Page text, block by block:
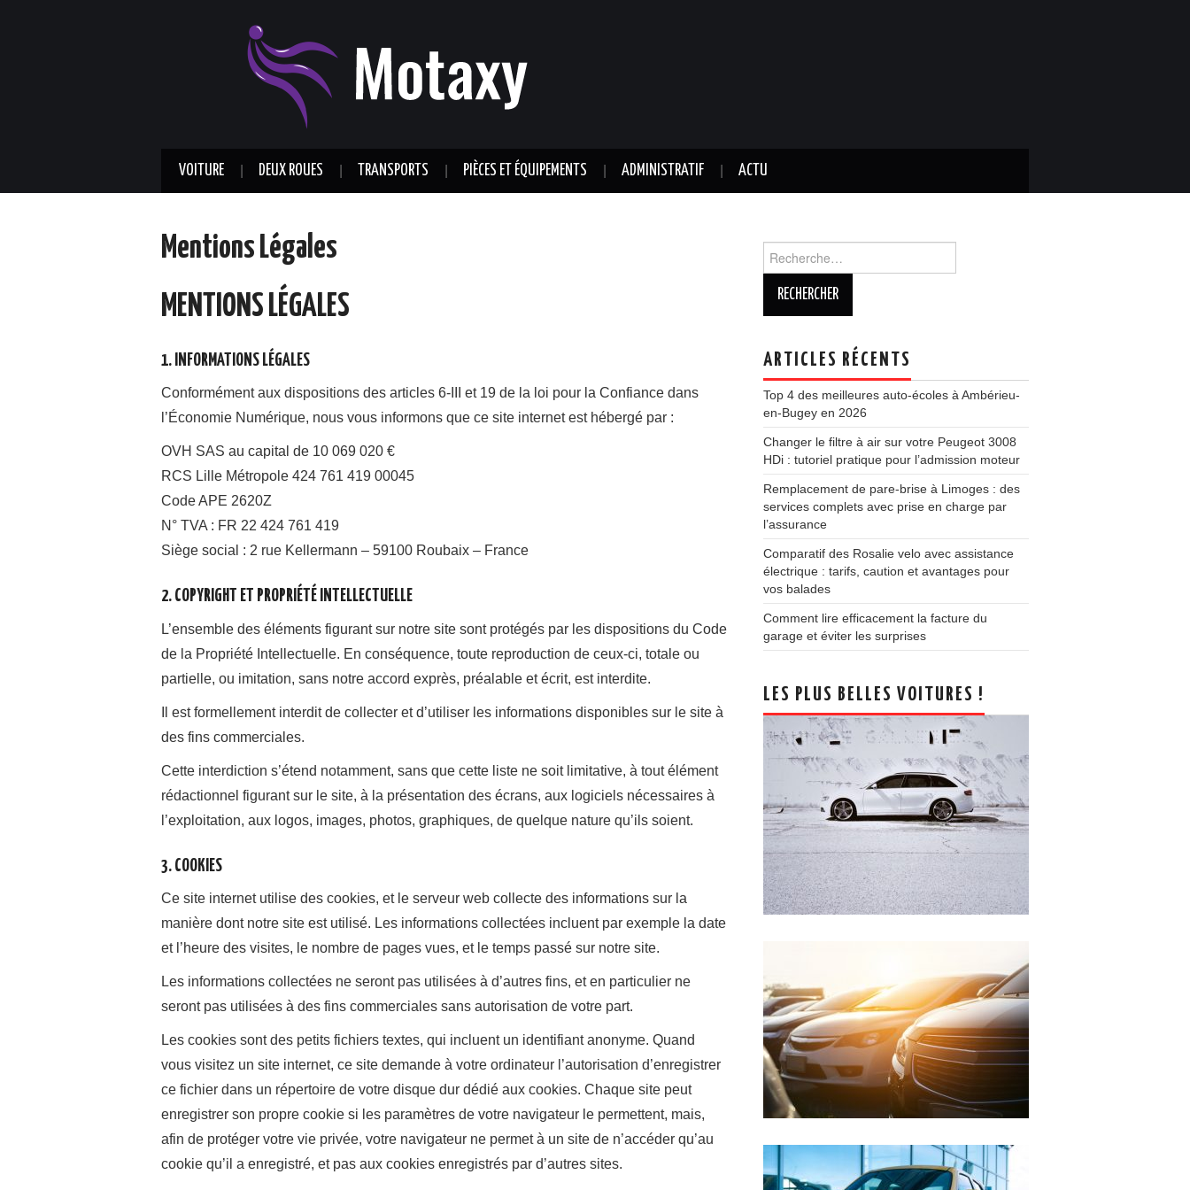
VOITURE DEUX ROUES TRANSPORTS PIÈCES ET ÉQUIPEMENTS ADMINISTRATIF ACTU
Mentions Légales
MENTIONS LÉGALES
1. INFORMATIONS LÉGALES
Conformément aux dispositions des articles 6-III et 19 de la loi pour la Confiance dans
l’Économie Numérique, nous vous informons que ce site internet est hébergé par :
OVH SAS au capital de 10 069 020 €
RCS Lille Métropole 424 761 419 00045
Code APE 2620Z
N° TVA : FR 22 424 761 419
Siège social : 2 rue Kellermann – 59100 Roubaix – France
2. COPYRIGHT ET PROPRIÉTÉ INTELLECTUELLE
L’ensemble des éléments figurant sur notre site sont protégés par les dispositions du Code
de la Propriété Intellectuelle. En conséquence, toute reproduction de ceux-ci, totale ou
partielle, ou imitation, sans notre accord exprès, préalable et écrit, est interdite.
Il est formellement interdit de collecter et d’utiliser les informations disponibles sur le site à
des fins commerciales.
Cette interdiction s’étend notamment, sans que cette liste ne soit limitative, à tout élément
rédactionnel figurant sur le site, à la présentation des écrans, aux logiciels nécessaires à
l’exploitation, aux logos, images, photos, graphiques, de quelque nature qu’ils soient.
3. COOKIES
Ce site internet utilise des cookies, et le serveur web collecte des informations sur la
manière dont notre site est utilisé. Les informations collectées incluent par exemple la date
et l’heure des visites, le nombre de pages vues, et le temps passé sur notre site.
Les informations collectées ne seront pas utilisées à d’autres fins, et en particulier ne
seront pas utilisées à des fins commerciales sans autorisation de votre part.
Les cookies sont des petits fichiers textes, qui incluent un identifiant anonyme. Quand
vous visitez un site internet, ce site demande à votre ordinateur l’autorisation d’enregistrer
ce fichier dans un répertoire de votre disque dur dédié aux cookies. Chaque site peut
enregistrer son propre cookie si les paramètres de votre navigateur le permettent, mais,
afin de protéger votre vie privée, votre navigateur ne permet à un site de n’accéder qu’au
cookie qu’il a enregistré, et pas aux cookies enregistrés par d’autres sites.
ARTICLES RÉCENTS
Top 4 des meilleures auto-écoles à Ambérieu-
en-Bugey en 2026
Changer le filtre à air sur votre Peugeot 3008
HDi : tutoriel pratique pour l’admission moteur
Remplacement de pare-brise à Limoges : des
services complets avec prise en charge par
l’assurance
Comparatif des Rosalie velo avec assistance
électrique : tarifs, caution et avantages pour
vos balades
Comment lire efficacement la facture du
garage et éviter les surprises
LES PLUS BELLES VOITURES !